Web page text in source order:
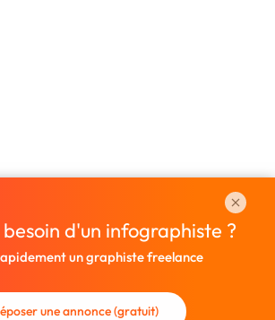
besoin d'un infographiste ?
un graphiste freelance
une annonce (gratuit)